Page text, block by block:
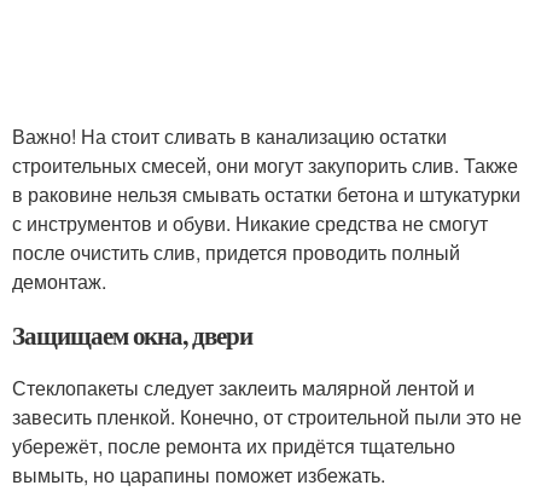
Важно! На стоит сливать в канализацию остатки
строительных смесей, они могут закупорить слив. Также
в раковине нельзя смывать остатки бетона и штукатурки
с инструментов и обуви. Никакие средства не смогут
после очистить слив, придется проводить полный
демонтаж.
Защищаем окна, двери
Стеклопакеты следует заклеить малярной лентой и
завесить пленкой. Конечно, от строительной пыли это не
убережёт, после ремонта их придётся тщательно
вымыть, но царапины поможет избежать.